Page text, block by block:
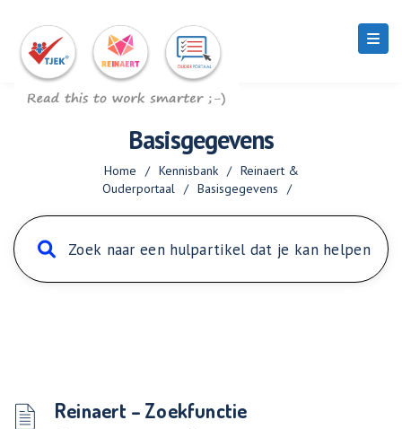
Basisgegevens
Home / Kennisbank / Reinaert &
Ouderportaal / Basisgegevens /
Reinaert – Zoekfunctie